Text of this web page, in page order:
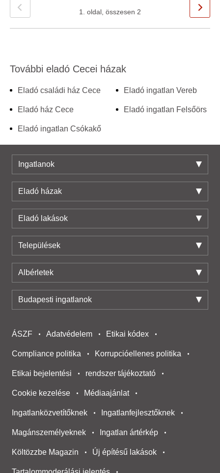
1. oldal, összesen 2
További eladó Cecei házak
Eladó családi ház Cece
Eladó ház Cece
Eladó ingatlan Csókakő
Eladó ingatlan Vereb
Eladó ingatlan Felsőörs
Ingatlanok
Eladó házak
Eladó lakások
Települések
Albérletek
Budapesti ingatlanok
ÁSZF Adatvédelem Etikai kódex
Compliance politika Korrupcióellenes politika
Etikai bejelentési rendszer tájékoztató
Cookie kezelése Médiaajánlat
Ingatlanközvetítőknek Ingatlanfejlesztőknek
Magánszemélyeknek Ingatlan ártérkép
Költözzbe Magazin Új építésű lakások